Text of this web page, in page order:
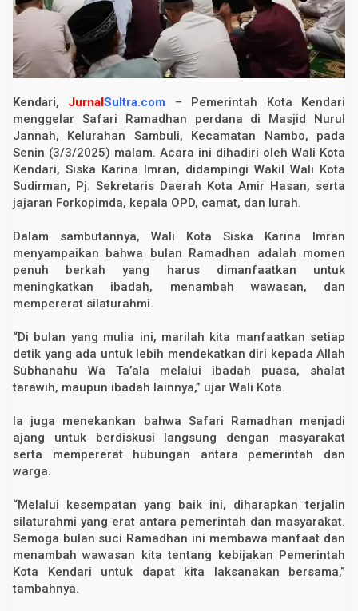
l
a
a
a
i
R
m
a
d
n
d
a
s
i
d
N
u
u
J
a
n
h
e
t
n
N
m
b
Kendari, JurnalSultra.com – Pemerintah Kota Kendari
menggelar Safari Ramadhan perdana di Masjid Nurul
Jannah, Kelurahan Sambuli, Kecamatan Nambo, pada
Senin (3/3/2025) malam. Acara ini dihadiri oleh Wali Kota
Kendari, Siska Karina Imran, didampingi Wakil Wali Kota
Sudirman, Pj. Sekretaris Daerah Kota Amir Hasan, serta
jajaran Forkopimda, kepala OPD, camat, dan lurah.
Dalam sambutannya, Wali Kota Siska Karina Imran
menyampaikan bahwa bulan Ramadhan adalah momen
penuh berkah yang harus dimanfaatkan untuk
meningkatkan ibadah, menambah wawasan, dan
mempererat silaturahmi.
“Di bulan yang mulia ini, marilah kita manfaatkan setiap
detik yang ada untuk lebih mendekatkan diri kepada Allah
Subhanahu Wa Ta’ala melalui ibadah puasa, shalat
tarawih, maupun ibadah lainnya,” ujar Wali Kota.
Ia juga menekankan bahwa Safari Ramadhan menjadi
ajang untuk berdiskusi langsung dengan masyarakat
serta mempererat hubungan antara pemerintah dan
warga.
“Melalui kesempatan yang baik ini, diharapkan terjalin
silaturahmi yang erat antara pemerintah dan masyarakat.
Semoga bulan suci Ramadhan ini membawa manfaat dan
menambah wawasan kita tentang kebijakan Pemerintah
Kota Kendari untuk dapat kita laksanakan bersama,”
tambahnya.